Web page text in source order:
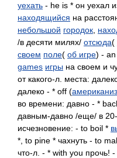
уехать - he is * он уехал
находящийся на
небольшой городок
/в десяти милях/ отсюда(
своем поле( об игре) -
games игры на своем и
от какого-л. места:
далеко - * off (
во времени: давно - *
давным-давно /еще/ в
исчезновение: - to boil *
*, to pine * чахнуть - to
что-л. - * with you прочь!